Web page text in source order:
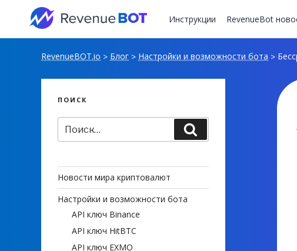
Перейти
содержимому
Инструкции RevenueBot
RevenueBOT.io > Блог > Настройки и возможности бота >
ПОИСК
Новости мира криптовалют
Настройки и возможности бота
API ключ Binance
API ключ HitBTC
API ключ EXMO